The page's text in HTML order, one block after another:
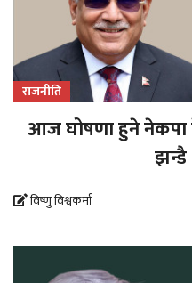
राजनीति
आज घोषणा हुने नेकपा
विष्णु विश्वकर्मा